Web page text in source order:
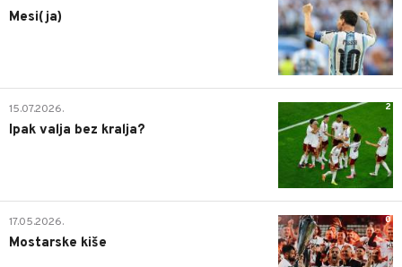
Mesi(ja)
2
15.07.2026.
Ipak valja bez kralja?
0
17.05.2026.
Mostarske kiše